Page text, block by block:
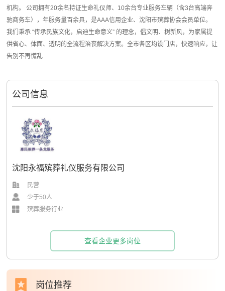
机构。 公司拥有20余名持证生命礼仪师、10余台专业服务车辆（含3台高端奔
驰商务车），年服务量百余具，是AAA信用企业、沈阳市殡葬协会会员单位。
我们秉承 “传承民族文化，启迪生命意义” 的理念，倡文明、树新风，为家属提
供省心、体面、透明的全流程治丧解决方案。全市各区均设门店，快速响应，让
告别不再慌乱
公司信息
沈阳永福殡葬礼仪服务有限公司
民营
少于50人
殡葬服务行业
查看企业更多岗位
岗位推荐